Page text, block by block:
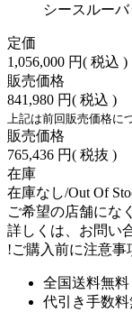
シースルーバ
定価
1,056,000 円( 税込 )
販売価格
841,980 円( 税込 )
上記は前回販売価格に
販売価格
765,436 円( 税抜 )
在庫
在庫なし/Out Of
ご希望の店舗にな
詳しくは、お問い
!ご購入前に注意事
全国送料無料
代引き手数